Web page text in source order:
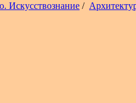
Искусствознание /